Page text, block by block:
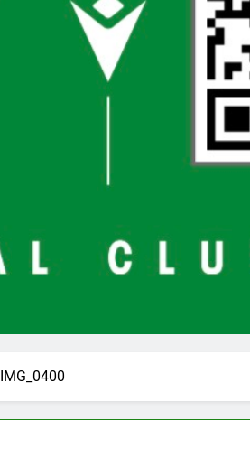
IMG_0400